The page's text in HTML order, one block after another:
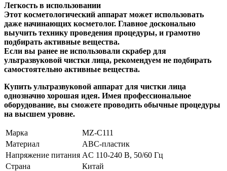
Легкость в использовании
Этот косметологический аппарат может использовать
даже начинающих косметолог. Главное досконально
выучить технику проведения процедуры, и грамотно
подбирать активные вещества.
Если вы ранее не использовали скрабер для
ультразвуковой чистки лица, рекомендуем не подбирать
самостоятельно активные вещества.
Купить ультразвуковой аппарат для чистки лица
однозначно хорошая идея. Имея профессиональное
оборудование, вы сможете проводить обычные процедуры
на высшем уровне.
Марка
MZ-C111
Материал
ABC-пластик
Напряжение питания AC 110-240 В, 50/60 Гц
Страна
Китай